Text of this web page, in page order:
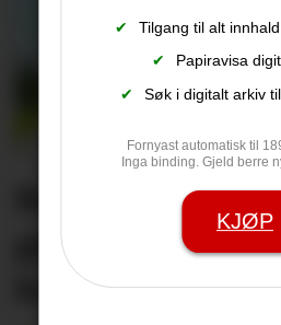
✔
Tilgang til alt
✔
Papiravisa
✔
Søk i digitalt arkiv
Fornyast automatisk til
Inga binding. Gjeld berre
KJØP
Bank sel
gigant, og får
konsern